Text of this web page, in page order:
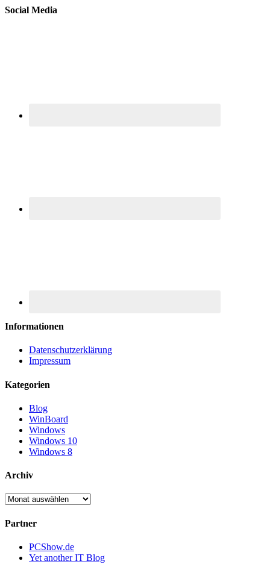
Social Media
Informationen
Datenschutzerklärung
Impressum
Kategorien
Blog
WinBoard
Windows
Windows 10
Windows 8
Archiv
Archiv
Partner
PCShow.de
Yet another IT Blog